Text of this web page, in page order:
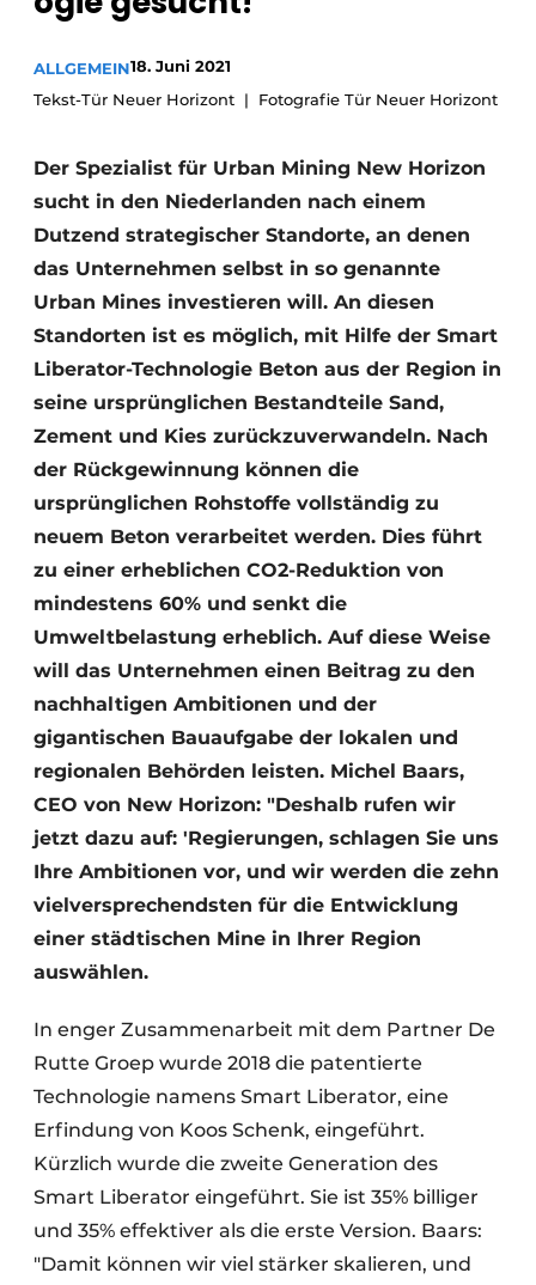
Podcasts
Datenschutz / Cookie-Erklärung
GeschichteMetadaten
Freie Stellen
Videos
Glas
Modularer Aufbau
ALLGEMEIN18. Juni 2021
Tekst-Tür Neuer Horizont
Fotografie Tür Neuer Horizont
Der Spezialist für Urban Mining New Horizon
sucht in den Niederlanden nach einem
Dutzend strategischer Standorte, an denen
das Unternehmen selbst in so genannte
Urban Mines investieren will. An diesen
Standorten ist es möglich, mit Hilfe der Smart
Liberator-Technologie Beton aus der Region in
seine ursprünglichen Bestandteile Sand,
Zement und Kies zurückzuverwandeln. Nach
der Rückgewinnung können die
ursprünglichen Rohstoffe vollständig zu
neuem Beton verarbeitet werden. Dies führt
zu einer erheblichen CO2-Reduktion von
mindestens 60% und senkt die
Umweltbelastung erheblich. Auf diese Weise
will das Unternehmen einen Beitrag zu den
nachhaltigen Ambitionen und der
gigantischen Bauaufgabe der lokalen und
regionalen Behörden leisten. Michel Baars,
CEO von New Horizon: "Deshalb rufen wir
jetzt dazu auf: 'Regierungen, schlagen Sie uns
Ihre Ambitionen vor, und wir werden die zehn
vielversprechendsten für die Entwicklung
einer städtischen Mine in Ihrer Region
auswählen.
In enger Zusammenarbeit mit dem Partner De
Rutte Groep wurde 2018 die patentierte
Technologie namens Smart Liberator, eine
Erfindung von Koos Schenk, eingeführt.
Kürzlich wurde die zweite Generation des
Smart Liberator eingeführt. Sie ist 35% billiger
und 35% effektiver als die erste Version. Baars:
"Damit können wir viel stärker skalieren, und